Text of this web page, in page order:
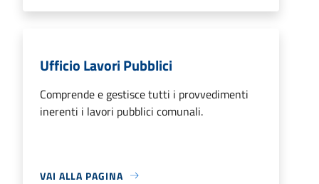
Ufficio Lavori Pubblici
Comprende e gestisce tutti i provvedimenti
inerenti i lavori pubblici comunali.
VAI ALLA PAGINA